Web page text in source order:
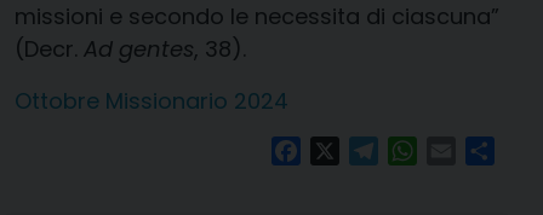
missioni e secondo le necessita di ciascuna”
(Decr. Ad gentes, 38).
Ottobre Missionario 2024
FacebookTelegramWhatsApp
Email